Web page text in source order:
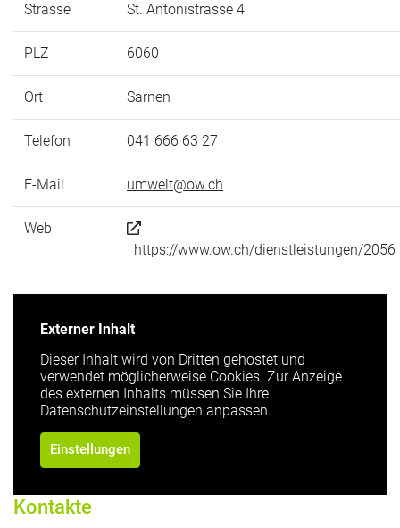
Strasse St. Antonistrasse 4
PLZ 6060
Ort Sarnen
Telefon 041 666 63 27
E-Mail umwelt@ow.ch
Web
https://www.ow.ch/dienstleistungen/2056
Externer Inhalt
Dieser Inhalt wird von Dritten gehostet und
verwendet möglicherweise Cookies. Zur Anzeige
des externen Inhalts müssen Sie Ihre
Datenschutzeinstellungen anpassen.
Einstellungen
Kontakte